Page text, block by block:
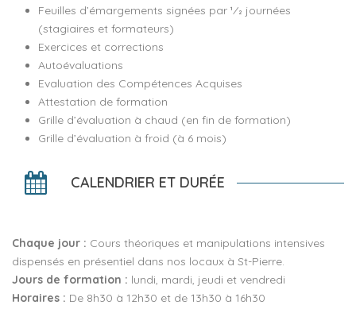
Feuilles d’émargements signées par 1⁄2 journées
(stagiaires et formateurs)
Exercices et corrections
Autoévaluations
Evaluation des Compétences Acquises
Attestation de formation
Grille d’évaluation à chaud (en fin de formation)
Grille d’évaluation à froid (à 6 mois)
CALENDRIER ET DURÉE
Chaque jour : Cours théoriques et manipulations intensives
dispensés en présentiel dans nos locaux à St-Pierre.
Jours de formation : lundi, mardi, jeudi et vendredi
Horaires : De 8h30 à 12h30 et de 13h30 à 16h30